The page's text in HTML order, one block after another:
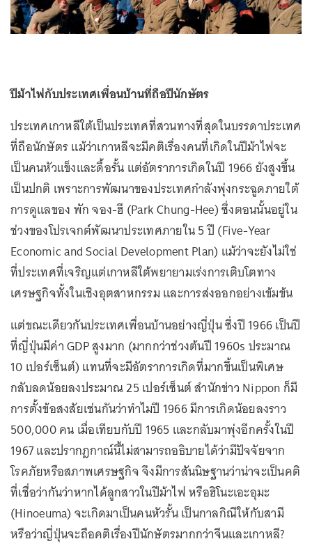
ปีม้าไฟกับประเทศเพื่อนบ้านที่ถือปีนักษัตร
ประเทศเกาหลีใต้เป็นประเทศที่สวนทางที่สุดในบรรดาประเทศ
ที่ถือนักษัตร แม้ว่าเกาหลีจะมีคติเรื่องคนที่เกิดในปีม้าไฟจะ
เป็นคนหัวแข็งและดื้อรั้น แต่อัตราการเกิดในปี 1966 ยังสูงขึ้น
เป็นปกติ เพราะการพัฒนาของประเทศกำลังพุ่งกระฉูดภายใต้
การดูแลของ พัก จอง-ฮี (Park Chung-Hee) ซึ่งตอนนั้นอยู่ใน
ช่วงของโปรเจกต์พัฒนาประเทศภายใน 5 ปี (Five-Year
Economic and Social Development Plan) แม้ว่าจะยังไม่ใช่
ที่ประเทศที่เจริญแต่เกาหลีใต้พยายามเร่งการเติบโตทาง
เศรษฐกิจทั้งในเชิงอุตสาหกรรม และการส่งออกอย่างเข้มข้น
แต่ขณะเดียวกันประเทศเพื่อนบ้านอย่างญี่ปุ่น ซึ่งปี 1966 เป็นปี
ที่ญี่ปุ่นมีค่า GDP สูงมาก (มากกว่าช่วงต้นปี 1960s ประมาณ
10 เปอร์เซ็นต์) แทนที่จะมีอัตราการเกิดที่มากขึ้นเป็นพิเศษ
กลับลดน้อยลงประมาณ 25 เปอร์เซ็นต์ สำนักข่าว Nippon ก็มี
การตั้งข้อสงสัยเช่นกันว่าทำไมปี 1966 มีการเกิดน้อยลงราว
500,000 คน เมื่อเทียบกับปี 1965 และกลับมาพุ่งอีกครั้งในปี
1967 และปรากฎกาณ์นี้ไม่สามารถอธิบายได้ว่ามีปัจจัยจาก
โรคภัยหรือสภาพเศรษฐกิจ จึงมีการสันนิษฐานว่าน่าจะเป็นคติ
ที่เชื่อว่ากันว่าหากได้ลูกสาวในปีม้าไฟ หรือฮิโนะเอะอุมะ
(Hinoeuma) จะเกิดมาเป็นคนหัวรั้น เป็นกาลกิณีให้กับสามี
หรือว่าญี่ปุ่นจะถือคติเรื่องปีนักษัตรมากกว่าจีนและเกาหลี?